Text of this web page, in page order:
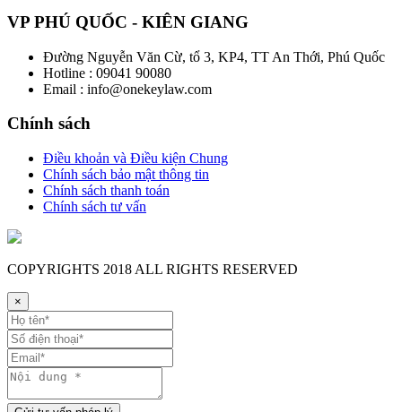
VP PHÚ QUỐC - KIÊN GIANG
Đường Nguyễn Văn Cừ, tổ 3, KP4, TT An Thới, Phú Quốc
Hotline : 09041 90080
Email : info@onekeylaw.com
Chính sách
Điều khoản và Điều kiện Chung
Chính sách bảo mật thông tin
Chính sách thanh toán
Chính sách tư vấn
COPYRIGHTS 2018 ALL RIGHTS RESERVED
×